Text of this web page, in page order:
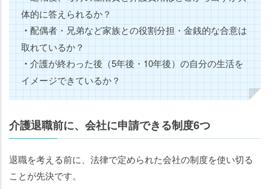
体的に答えられるか？
・配偶者・兄弟など家族との役割分担・金銭的な合意は
取れているか？
・介護が終わった後（5年後・10年後）の自分の生活を
イメージできているか？
介護退職前に、会社に申請できる制度6つ
退職を考える前に、法律で定められた会社の制度を使い切る
ことが先決です。